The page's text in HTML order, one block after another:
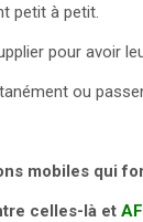
petit à petit.
pour avoir
ou
mobiles qui
celles-là et